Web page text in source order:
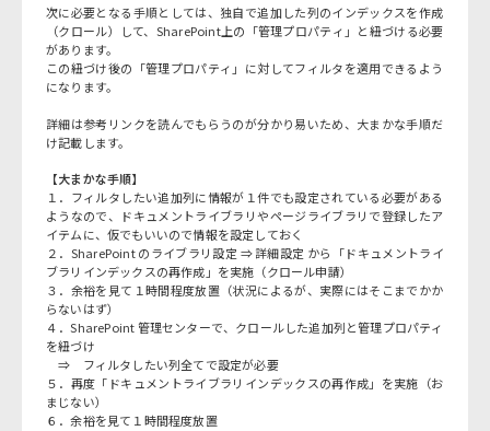
次に必要となる手順としては、独自で追加した列のインデックスを作成
（クロール）して、SharePoint上の「管理プロパティ」と紐づける必要
があります。
この紐づけ後の「管理プロパティ」に対してフィルタを適用できるよう
になります。
詳細は参考リンクを読んでもらうのが分かり易いため、大まかな手順だ
け記載します。
【大まかな手順】
１．フィルタしたい追加列に情報が１件でも設定されている必要がある
ようなので、ドキュメントライブラリやページライブラリで登録したア
イテムに、仮でもいいので情報を設定しておく
２．SharePoint のライブラリ設定 ⇒ 詳細設定 から「ドキュメントライ
ブラリインデックスの再作成」を実施（クロール申請）
３．余裕を見て１時間程度放置（状況によるが、実際にはそこまでかか
らないはず）
４．SharePoint 管理センターで、クロールした追加列と管理プロパティ
を紐づけ
⇒ フィルタしたい列全てで設定が必要
５．再度「ドキュメントライブラリインデックスの再作成」を実施（お
まじない）
６．余裕を見て１時間程度放置